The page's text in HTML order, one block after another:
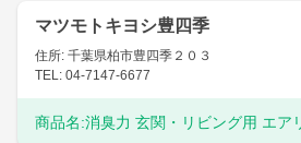
マツモトキヨシ豊四季
住所: 千葉県柏市豊四季２０３
TEL: 04-7147-6677
商品名:消臭力 玄関・リビング用 エア